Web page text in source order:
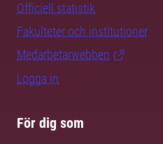
Officiell statistik
Fakulteter och institutioner
Medarbetarwebben
Logga in
För dig som